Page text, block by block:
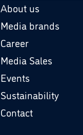
About us
Media brands
Career
Media Sales
Events
Sustainability
Contact